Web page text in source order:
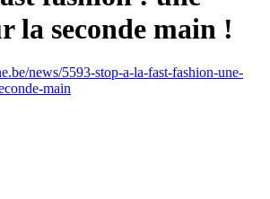
la seconde main !
news/5593-stop-a-la-fast-fashion-une-
main